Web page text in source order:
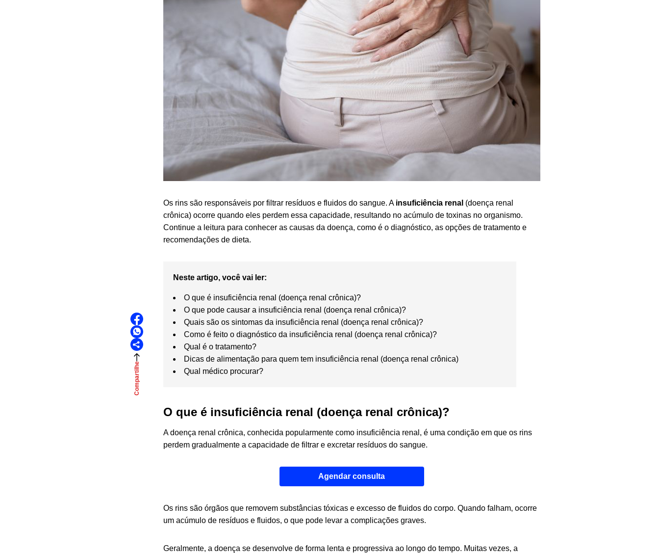
Compartilhe
Os rins são responsáveis por filtrar resíduos e fluidos do sangue. A insuficiência renal (doença renal
crônica) ocorre quando eles perdem essa capacidade, resultando no acúmulo de toxinas no organismo.
Continue a leitura para conhecer as causas da doença, como é o diagnóstico, as opções de tratamento e
recomendações de dieta.
Neste artigo, você vai ler:
O que é insuficiência renal (doença renal crônica)?
O que pode causar a insuficiência renal (doença renal crônica)?
Quais são os sintomas da insuficiência renal (doença renal crônica)?
Como é feito o diagnóstico da insuficiência renal (doença renal crônica)?
Qual é o tratamento?
Dicas de alimentação para quem tem insuficiência renal (doença renal crônica)
Qual médico procurar?
O que é insuficiência renal (doença renal crônica)?
A doença renal crônica, conhecida popularmente como insuficiência renal, é uma condição em que os rins
perdem gradualmente a capacidade de filtrar e excretar resíduos do sangue.
Agendar consulta
Os rins são órgãos que removem substâncias tóxicas e excesso de fluidos do corpo. Quando falham, ocorre
um acúmulo de resíduos e fluidos, o que pode levar a complicações graves.
Geralmente, a doença se desenvolve de forma lenta e progressiva ao longo do tempo. Muitas vezes, a